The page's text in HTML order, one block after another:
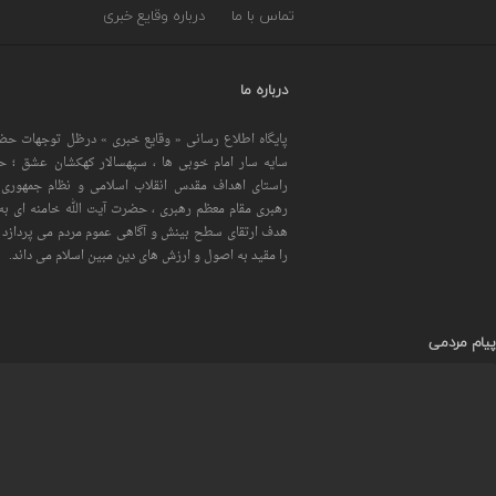
تماس با ما درباره وقایع خبری
درباره ما
پایگاه اطلاع رسانی « وقایع خبری » درظل توجهات
سایه سار امام خوبی ها ، سپهسالار کهکشان عشق
راستای اهداف مقدس انقلاب اسلامی و نظام
رهبری مقام معظم رهبری ، حضرت آیت الله خامنه ای
هدف ارتقای سطح بینش و آگاهی عموم مردم می
را مقید به اصول و ارزش های دین مبین اسلام می داند.
پیام مردمی